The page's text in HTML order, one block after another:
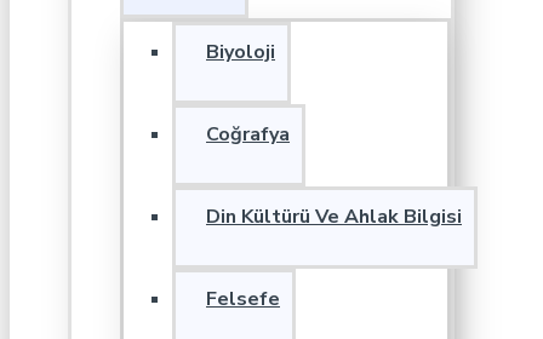
Biyoloji
Coğrafya
Din Kültürü Ve Ahlak Bilgisi
Felsefe